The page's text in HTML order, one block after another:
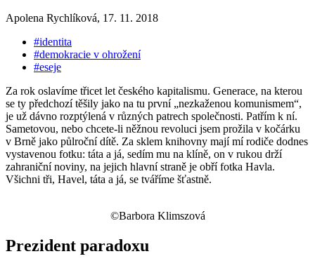
Apolena Rychlíková, 17. 11. 2018
#identita
#demokracie v ohrožení
#eseje
Za rok oslavíme třicet let českého kapitalismu. Generace, na kterou
se ty předchozí těšily jako na tu první „nezkaženou komunismem“,
je už dávno rozptýlená v různých patrech společnosti. Patřím k ní.
Sametovou, nebo chcete-li něžnou revoluci jsem prožila v kočárku
v Brně jako půlroční dítě. Za sklem knihovny mají mí rodiče dodnes
vystavenou fotku: táta a já, sedím mu na klíně, on v rukou drží
zahraniční noviny, na jejich hlavní straně je obří fotka Havla.
Všichni tři, Havel, táta a já, se tváříme šťastně.
©Barbora Klimszová
Prezident paradoxu